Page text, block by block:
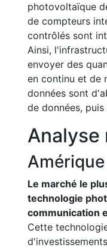
photovoltaïque
de compteurs
contrôlés sont
Ainsi,
envoyer des
en continu et de
données sont
de données, puis
Analyse
Le marché le
technologie
communication
Cette